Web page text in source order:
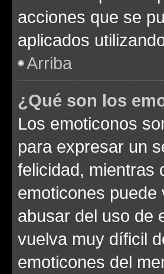
acciones que se
aplicados
Arriba
¿Qué son los
Los emoticonos
para expresar un
felicidad, mientras
emoticones puede
abusar del uso de
vuelva muy díficil
emoticones del